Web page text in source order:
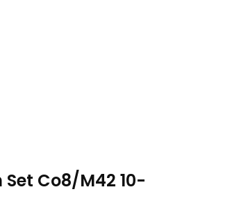
Co8/M42 10-